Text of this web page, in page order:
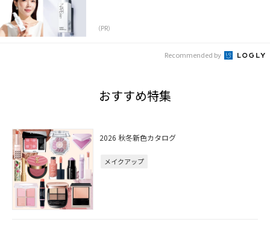
（PR）
Recommended by
おすすめ特集
2026 秋冬新色カタログ
メイクアップ